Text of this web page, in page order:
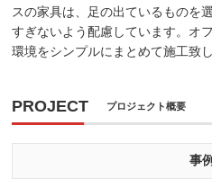
スの家具は、足の出ているものを
すぎないよう配慮しています。オ
環境をシンプルにまとめて施工致し
PROJECT プロジェクト概要
事